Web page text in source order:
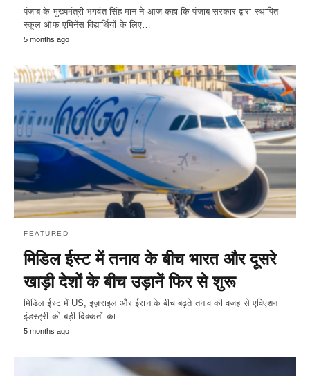
पंजाब के मुख्यमंत्री भगवंत सिंह मान ने आज कहा कि पंजाब सरकार द्वारा स्थापित
स्कूल ऑफ एमिनेंस विद्यार्थियों के लिए…
5 months ago
FEATURED
मिडिल ईस्ट में तनाव के बीच भारत और दूसरे
खाड़ी देशों के बीच उड़ानें फिर से शुरू
मिडिल ईस्ट में US, इज़राइल और ईरान के बीच बढ़ते तनाव की वजह से एविएशन
इंडस्ट्री को बड़ी दिक्कतों का…
5 months ago